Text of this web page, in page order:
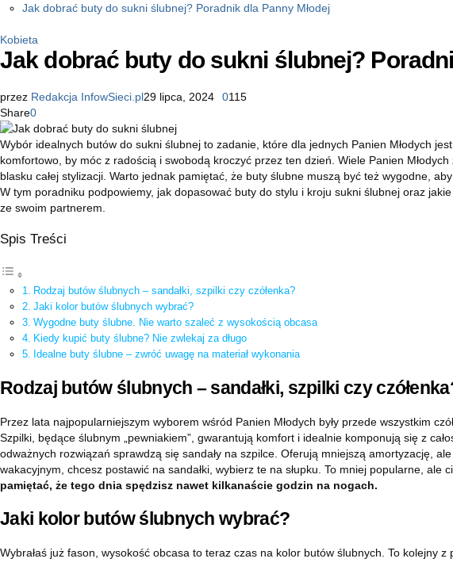
Jak dobrać buty do sukni ślubnej? Poradnik dla Panny Młodej
Kobieta
Jak dobrać buty do sukni ślubnej?
przez Redakcja InfowSieci.pl29 lipca, 2024 0115
Share0
Wybór idealnych butów do sukni ślubnej to zadanie, które dla jednych Panien Młodych
komfortowo, by móc z radością i swobodą kroczyć przez ten dzień. Wiele Panien
blasku całej stylizacji. Warto jednak pamiętać, że buty ślubne muszą być też wygodne,
W tym poradniku podpowiemy, jak dopasować buty do stylu i kroju sukni ślubnej oraz
ze swoim partnerem.
Spis Treści
Rodzaj butów ślubnych – sandałki, szpilki czy czółenka?
Jaki kolor butów ślubnych wybrać?
Wygodne buty ślubne. Nie warto szaleć z wysokością obcasa
Kiedy kupić buty ślubne? Nie zwlekaj za długo
Idealne buty ślubne – zwróć uwagę na materiał wykonania
Rodzaj butów ślubnych – sandałki, szpilki czy
Przez lata najpopularniejszym wyborem wśród Panien Młodych były przede wszystkim
Szpilki, będące ślubnym „pewniakiem”, gwarantują komfort i idealnie komponują się z
odważnych rozwiązań sprawdzą się sandały na szpilce. Oferują mniejszą amortyzację,
wakacyjnym, chcesz postawić na sandałki, wybierz te na słupku. To mniej popularne,
pamiętać, że tego dnia spędzisz nawet kilkanaście godzin na nogach.
Jaki kolor butów ślubnych wybrać?
Wybrałaś już fason, wysokość obcasa to teraz czas na kolor butów ślubnych. To kolejny